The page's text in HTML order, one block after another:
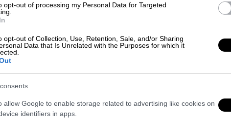
opt-out of processing my Personal Data for Targeted
opt-out of Collection, Use, Retention, Sale, and/or Sharing
Data that Is Unrelated with the Purposes for which it
allow Google to enable storage related to advertising like cookies on
identifiers in apps.
σχέση, ξέρατε και με ποιον. Σκεφτήκατε
όπως μας τα λέτε είχαν χαθεί…
τα παιδιά μου να βιώσουν το χωρισμό. Της
η αγάπη μου για εσένα δεν θα αλλάξει».
τρόπο αναφέρθηκε στη συνέχεια στη
με ένα σφυρί.